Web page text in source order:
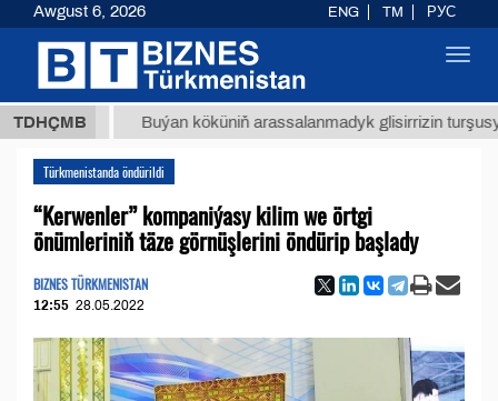
TDHÇMBBuýan köküniň arassalanmadyk glisirrizin turşusy (t.)
Türkmenistanda öndürildi
“Kerwenler” kompaniýasy kilim we örtgi
önümleriniň täze görnüşlerini öndürip başlady
BIZNES TÜRKMENISTAN
12:55 28.05.2022
Awgust 6, 2026 ENG TM РУС